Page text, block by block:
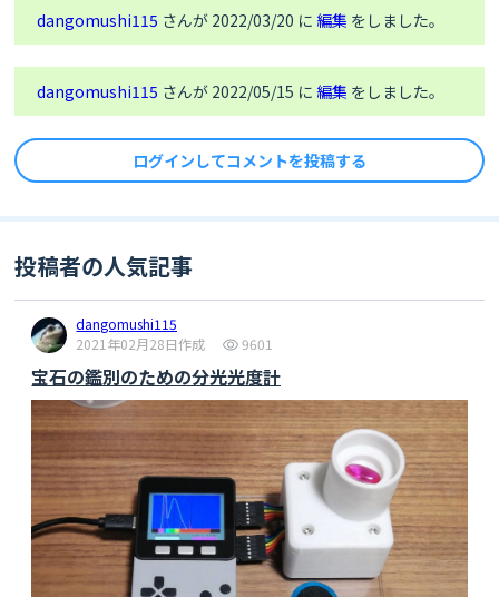
dangomushi115 さんが 2022/03/20 に編集 をしました。
dangomushi115 さんが 2022/05/15 に編集 をしました。
ログインしてコメントを投稿する
投稿者の人気記事
dangomushi115
2021年02月28日作成
9601
宝石の鑑別のための分光光度計